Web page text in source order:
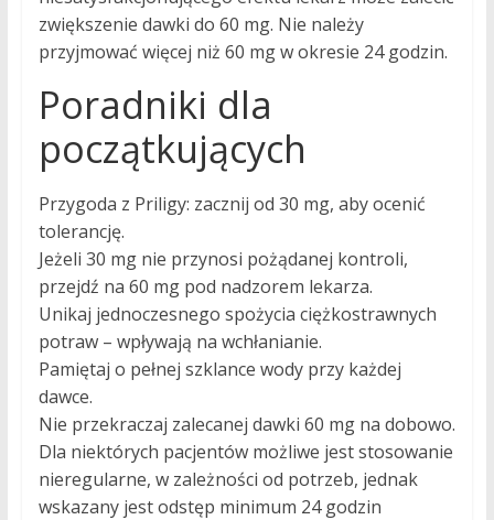
zwiększenie dawki do 60 mg. Nie należy
przyjmować więcej niż 60 mg w okresie 24 godzin.
Poradniki dla
początkujących
Przygoda z Priligy: zacznij od 30 mg, aby ocenić
tolerancję.
Jeżeli 30 mg nie przynosi pożądanej kontroli,
przejdź na 60 mg pod nadzorem lekarza.
Unikaj jednoczesnego spożycia ciężkostrawnych
potraw – wpływają na wchłanianie.
Pamiętaj o pełnej szklance wody przy każdej
dawce.
Nie przekraczaj zalecanej dawki 60 mg na dobowo.
Dla niektórych pacjentów możliwe jest stosowanie
nieregularne, w zależności od potrzeb, jednak
wskazany jest odstęp minimum 24 godzin